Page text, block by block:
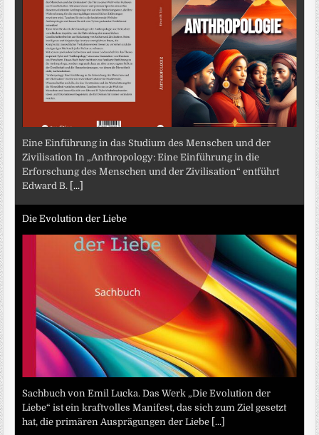
Eine Einführung in das Studium des Menschen und der
Zivilisation In „Anthropology: Eine Einführung in die
Erforschung des Menschen und der Zivilisation“ entführt
Edward B.
[...]
Die Evolution der Liebe
Sachbuch von Emil Lucka. Das Werk „Die Evolution der
Liebe“ ist ein kraftvolles Manifest, das sich zum Ziel gesetzt
hat, die primären Ausprägungen der Liebe [...]